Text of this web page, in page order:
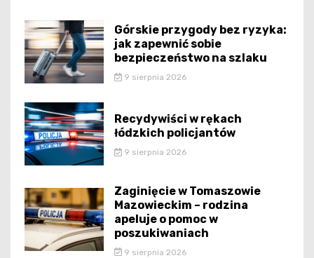
Górskie przygody bez ryzyka:
jak zapewnić sobie
bezpieczeństwo na szlaku
9 sierpnia 2026
Recydywiści w rękach
łódzkich policjantów
9 sierpnia 2026
Zaginięcie w Tomaszowie
Mazowieckim – rodzina
apeluje o pomoc w
poszukiwaniach
9 sierpnia 2026